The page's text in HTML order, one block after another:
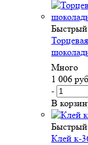
Много
1 006
-
В
Клей к-